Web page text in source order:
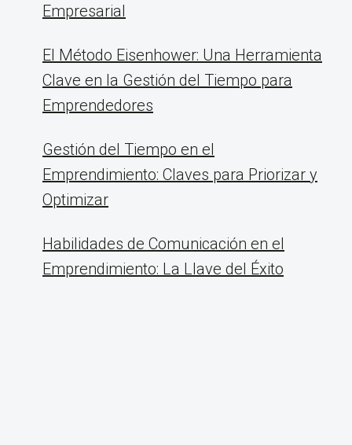
Empresarial
El Método Eisenhower: Una Herramienta
Clave en la Gestión del Tiempo para
Emprendedores
Gestión del Tiempo en el
Emprendimiento: Claves para Priorizar y
Optimizar
Habilidades de Comunicación en el
Emprendimiento: La Llave del Éxito